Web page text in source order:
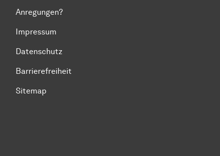
Anregungen?
Impressum
Datenschutz
Barrierefreiheit
Sitemap